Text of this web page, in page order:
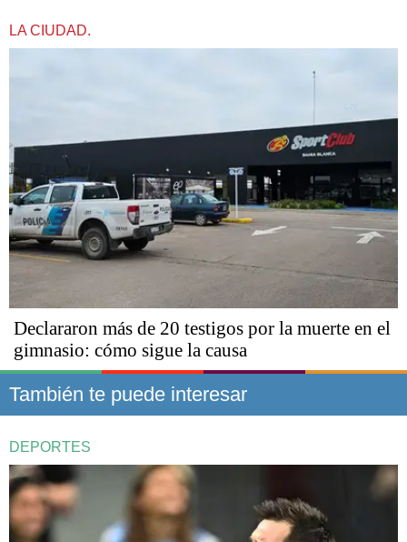
LA CIUDAD.
Declararon más de 20 testigos por la muerte en el
gimnasio: cómo sigue la causa
También te puede interesar
DEPORTES